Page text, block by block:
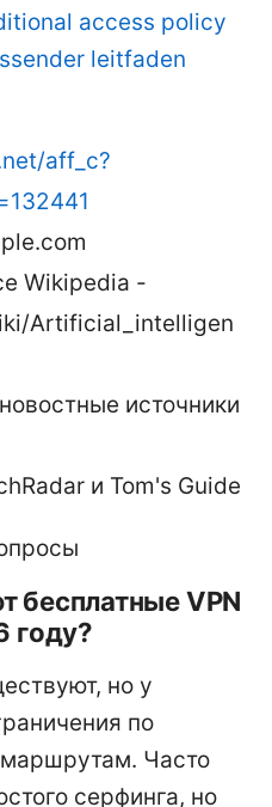
access policy
leitfaden
aff_c?
Wikipedia -
Artificial_intelligen
источники
и Tom's Guide
бесплатные VPN
году?
но у
по
Часто
серфинга, но